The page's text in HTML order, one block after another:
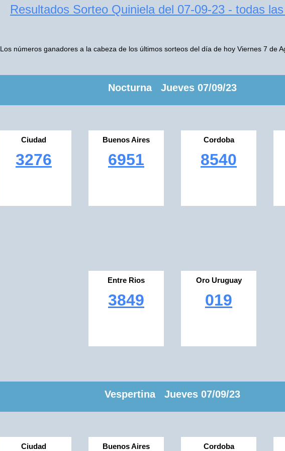
Resultados Sorteo Quiniela del 07-09-23 - todas
Los números ganadores a la cabeza de los últimos sorteos del día de hoy Viernes 7 de
Nocturna Jueves 07/09/23
Ciudad
3276
Buenos Aires
6951
Cordoba
8540
Entre Rios
3849
Oro Uruguay
019
Vespertina Jueves 07/09/23
Ciudad Buenos Aires Cordoba